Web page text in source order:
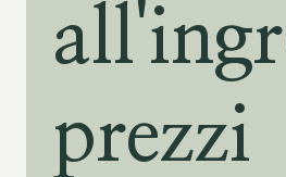
prezzi